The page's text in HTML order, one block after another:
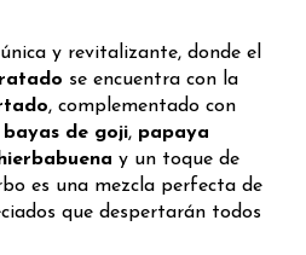
y revitalizante, donde el
se encuentra con la
, complementado con
bayas de goji, papaya
y un toque de
es una mezcla perfecta de
que despertarán todos